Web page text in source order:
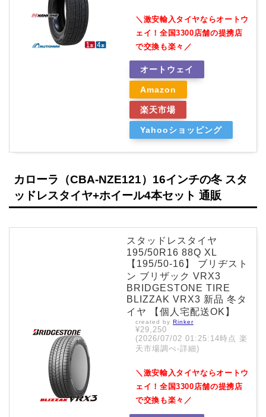
＼激安輸入タイヤならオートウ
ェイ！全国3300店舗の提携店
で交換も楽々／
オートウェイ
Amazon
楽天市場
Yahooショッピング
カローラ（CBA-NZE121）16インチの冬 スタ
ッドレスタイヤ+ホイール4本セット 通販
スタッドレスタイヤ
195/50R16 88Q XL
【195/50-16】 ブリヂスト
ン ブリザック VRX3
BRIDGESTONE TIRE
BLIZZAK VRX3 新品 冬タ
イヤ 【個人宅配送OK】
created by Rinker
¥29,250
(2026/07/02 01:25:14時点 楽
天市場調べ-詳細)
＼激安輸入タイヤならオートウ
ェイ！全国3300店舗の提携店
で交換も楽々／